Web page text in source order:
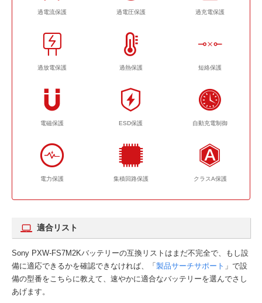
過電流保護 過電圧保護 過充電保護
過放電保護 過熱保護 短絡保護
電磁保護 ESD保護 自動充電制御
電力保護 集積回路保護 クラスA保護
適合リスト
Sony PXW-FS7M2Kバッテリーの互換リストはまだ不完全で、もし設
備に適応できるかを確認できなければ、「製品サーチサポート 」で設
備の型番をこちらに教えて、速やかに適合なバッテリーを選んでさし
あげます。